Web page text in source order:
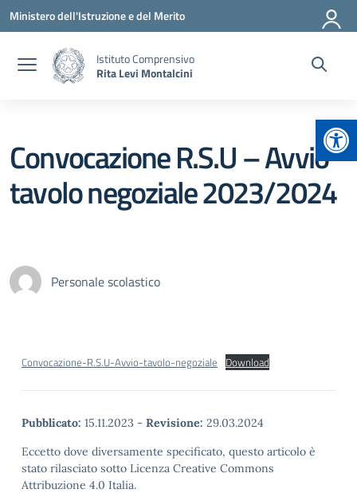
Vai ai contenuti
Vai al menu di navigazione
Vai al footer
Ministero dell'Istruzione e del Merito
Istituto Comprensivo
Rita Levi Montalcini
Convocazione R.S.U – Avvio
tavolo negoziale 2023/2024
Personale scolastico
Convocazione-R.S.U-Avvio-tavolo-negoziale Download
Pubblicato: 15.11.2023 - Revisione: 29.03.2024
Eccetto dove diversamente specificato, questo articolo è
stato rilasciato sotto Licenza Creative Commons
Attribuzione 4.0 Italia.